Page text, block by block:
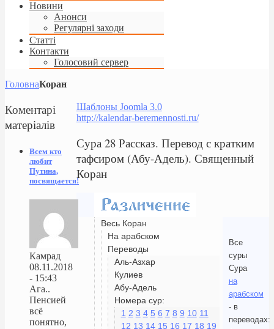
Новини
Анонси
Регулярні заходи
Статті
Контакти
Голосовий сервер
ГоловнаКоран
Шаблоны Joomla 3.0
http://kalendar-beremennosti.ru/
Сура 28 Рассказ. Перевод с кратким
тафсиром (Абу-Адель). Священный
Коран
Весь Коран
На арабском
Переводы
Аль-Азхар
Кулиев
Абу-Адель
Номера сур:
1 2 3 4 5 6 7 8 9 10 11
12 13 14 15 16 17 18 19
Все
суры
Сура
на
арабском
- в
переводах:
Коментарі
матеріалів
Всем кто
любит
Путина,
посвящается!
Камрад
08.11.2018
- 15:43
Ага..
Пенсией
всё
понятно,